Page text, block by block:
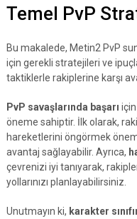
Temel PvP
Bu makalede, Metin2 PvP
için gerekli stratejileri ve
taktiklerle rakiplerine karşı
PvP savaşlarında başarı
öneme sahiptir. İlk olarak,
hareketlerini öngörmek
avantaj sağlayabilir. Ayrıca,
çevrenizi iyi tanıyarak,
yollarınızı planlayabilirsiniz.
Unutmayın ki, karakter